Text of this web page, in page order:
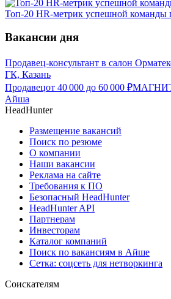
Топ-20 HR-метрик успешной команды
Вакансии дня
Продавец-консультант в салон Орматек
ГК, Казань
Продавецот 40 000 до 60 000 ₽МАГНИТ,
Айша
HeadHunter
Размещение вакансий
Поиск по резюме
О компании
Наши вакансии
Реклама на сайте
Требования к ПО
Безопасный HeadHunter
HeadHunter API
Партнерам
Инвесторам
Каталог компаний
Поиск по вакансиям в Айше
Сетка: соцсеть для нетворкинга
Соискателям